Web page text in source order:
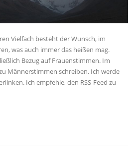
Vielfach besteht der Wunsch, im
was auch immer das heißen mag.
Bezug auf Frauenstimmen. Im
Männerstimmen schreiben. Ich werde
Ich empfehle, den RSS-Feed zu